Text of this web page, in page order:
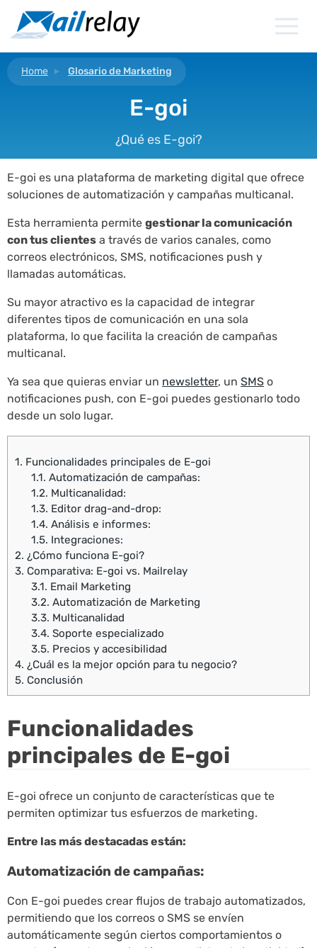
contenido
Home Glosario de Marketing
E-goi
¿Qué es E-goi?
E-goi es una plataforma de marketing digital que ofrece
soluciones de automatización y campañas multicanal.
Esta herramienta permite gestionar la comunicación
con tus clientes a través de varios canales, como
correos electrónicos, SMS, notificaciones push y
llamadas automáticas.
Su mayor atractivo es la capacidad de integrar
diferentes tipos de comunicación en una sola
plataforma, lo que facilita la creación de campañas
multicanal.
Ya sea que quieras enviar un newsletter, un SMS o
notificaciones push, con E-goi puedes gestionarlo todo
desde un solo lugar.
1. Funcionalidades principales de E-goi
1.1. Automatización de campañas:
1.2. Multicanalidad:
1.3. Editor drag-and-drop:
1.4. Análisis e informes:
1.5. Integraciones:
2. ¿Cómo funciona E-goi?
3. Comparativa: E-goi vs. Mailrelay
3.1. Email Marketing
3.2. Automatización de Marketing
3.3. Multicanalidad
3.4. Soporte especializado
3.5. Precios y accesibilidad
4. ¿Cuál es la mejor opción para tu negocio?
5. Conclusión
Funcionalidades
principales de E-goi
E-goi ofrece un conjunto de características que te
permiten optimizar tus esfuerzos de marketing.
Entre las más destacadas están:
Automatización de campañas:
Con E-goi puedes crear flujos de trabajo automatizados,
permitiendo que los correos o SMS se envíen
automáticamente según ciertos comportamientos o